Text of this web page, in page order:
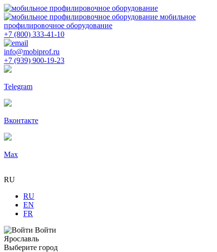
мобильное
профилировочное оборудование
+7 (800) 333-41-10
info@mobiprof.ru
+7 (939) 900-19-23
Telegram
Вконтакте
Max
RU
RU
EN
FR
Войти
Ярославль
Выберите город